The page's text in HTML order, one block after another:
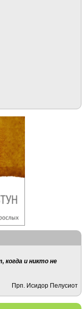
когда и никто не
Прп. Исидор Пелусиот